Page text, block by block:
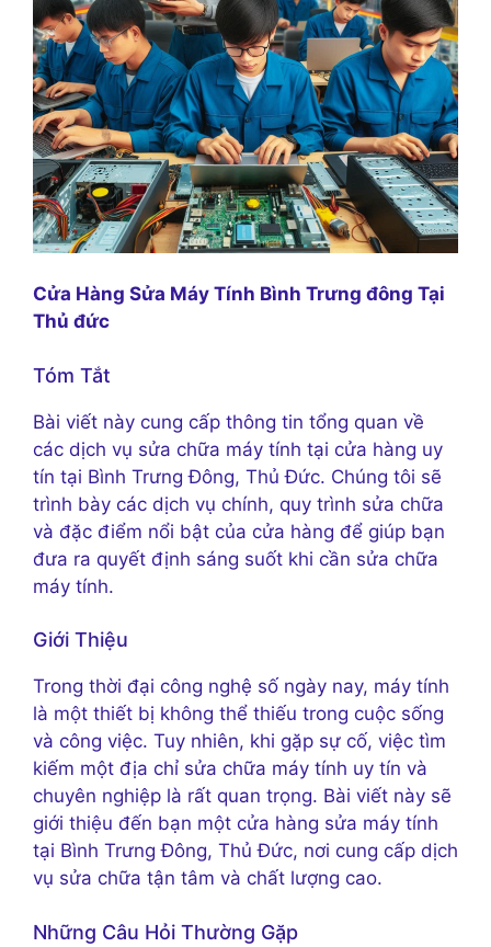
Cửa Hàng Sửa Máy Tính Bình Trưng đông Tại
Thủ đức
Tóm Tắt
Bài viết này cung cấp thông tin tổng quan về
các dịch vụ sửa chữa máy tính tại cửa hàng uy
tín tại Bình Trưng Đông, Thủ Đức. Chúng tôi sẽ
trình bày các dịch vụ chính, quy trình sửa chữa
và đặc điểm nổi bật của cửa hàng để giúp bạn
đưa ra quyết định sáng suốt khi cần sửa chữa
máy tính.
Giới Thiệu
Trong thời đại công nghệ số ngày nay, máy tính
là một thiết bị không thể thiếu trong cuộc sống
và công việc. Tuy nhiên, khi gặp sự cố, việc tìm
kiếm một địa chỉ sửa chữa máy tính uy tín và
chuyên nghiệp là rất quan trọng. Bài viết này sẽ
giới thiệu đến bạn một cửa hàng sửa máy tính
tại Bình Trưng Đông, Thủ Đức, nơi cung cấp dịch
vụ sửa chữa tận tâm và chất lượng cao.
Những Câu Hỏi Thường Gặp